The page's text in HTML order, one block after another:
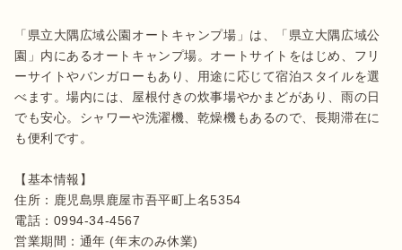
「県立大隅広域公園オートキャンプ場」は、「県立大隅広域公
園」内にあるオートキャンプ場。オートサイトをはじめ、フリ
ーサイトやバンガローもあり、用途に応じて宿泊スタイルを選
べます。場内には、屋根付きの炊事場やかまどがあり、雨の日
でも安心。シャワーや洗濯機、乾燥機もあるので、長期滞在に
も便利です。
【基本情報】
住所：鹿児島県鹿屋市吾平町上名5354
電話：0994-34-4567
営業期間：通年 (年末のみ休業)